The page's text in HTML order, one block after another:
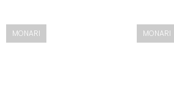
MONARI MONARI